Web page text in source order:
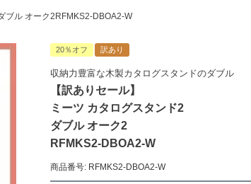
ブル オーク2RFMKS2-DBOA2-W
20％オフ 訳あり
収納力豊富な木製カタログスタンドのダブル
【訳ありセール】
ミーツ カタログスタンド2
ダブル オーク2
RFMKS2-DBOA2-W
商品番号 RFMKS2-DBOA2-W